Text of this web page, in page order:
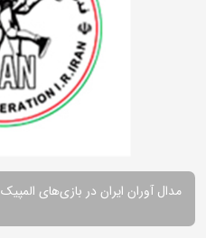
مدال آوران ایران در بازی‌های المپیک